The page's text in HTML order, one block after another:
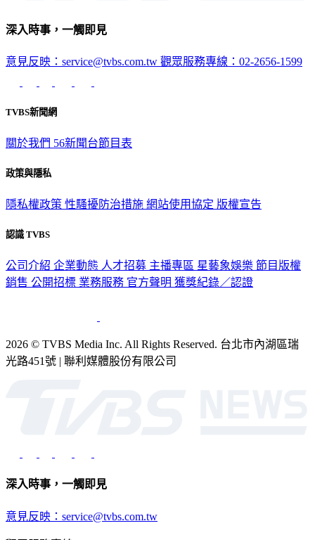
深入時事，一觸即見
意見反映：service@tvbs.com.tw 觀眾服務專線：02-2656-1599
TVBS新聞網
關於我們 56新聞台節目表
政策與隱私
隱私權政策 性騷擾防治措施 網站使用協定 版權宣告
認識 TVBS
公司介紹 企業動態 人才招募 主播專區 星藝象娛樂 節目版權
銷售 公開招標 業務服務 官方聲明 獲獎紀錄／認證
2026 © TVBS Media Inc. All Rights Reserved. 台北市內湖區瑞
光路451號 | 聯利媒體股份有限公司
深入時事，一觸即見
意見反映：service@tvbs.com.tw